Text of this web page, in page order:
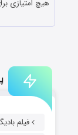
فیلم
هیچ امتیازی